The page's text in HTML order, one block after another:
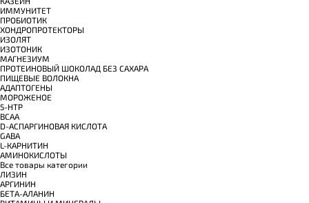
ИММУНИТЕТ
ПРОБИОТИК
ХОНДРОПРОТЕКТОРЫ
ИЗОЛЯТ
ИЗОТОНИК
МАГНЕЗИУМ
ПРОТЕИНОВЫЙ ШОКОЛАД БЕЗ САХАРА
ПИЩЕВЫЕ ВОЛОКНА
АДАПТОГЕНЫ
МОРОЖЕНОЕ
5-HTP
BCAA
D-АСПАРГИНОВАЯ КИСЛОТА
GABA
L-КАРНИТИН
АМИНОКИСЛОТЫ
Все товары категории
ЛИЗИН
АРГИНИН
БЕТА-АЛАНИН